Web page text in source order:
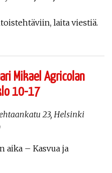
laita viestiä.
Mikael Agricolan
10-17
23, Helsinki
aika – Kasvua ja